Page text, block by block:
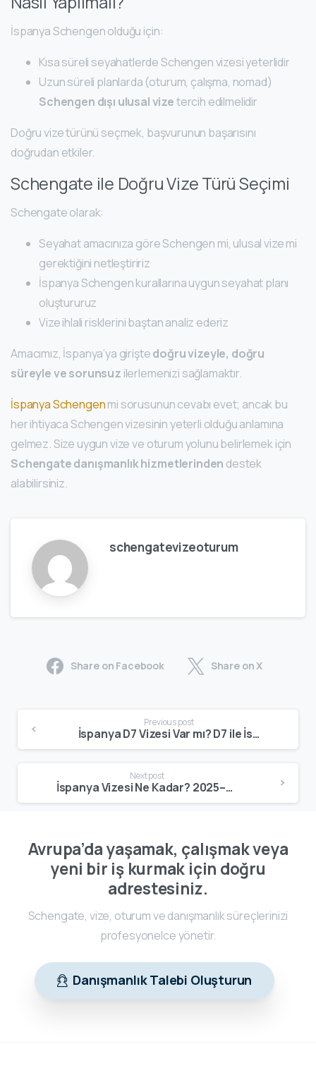
İspanya Schengen olduğu için:
Kısa süreli seyahatlerde Schengen vizesi yeterlidir
Uzun süreli planlarda (oturum, çalışma, nomad)
Schengen dışı ulusal vizetercih edilmelidir
Doğru vize türünü seçmek, başvurunun başarısını
doğrudan etkiler.
Schengate ile Doğru Vize Türü Seçimi
Schengate olarak:
Seyahat amacınıza göre Schengen mi, ulusal vize mi
gerektiğini netleştiririz
İspanya Schengen kurallarına uygun seyahat planı
oluştururuz
Vize ihlali risklerini baştan analiz ederiz
Amacımız, İspanya’ya giriştedoğru vizeyle, doğru
süreyle ve sorunsuz ilerlemenizi sağlamaktır.
İspanya Schengenmi sorusunun cevabı evet; ancak bu
her ihtiyaca Schengen vizesinin yeterli olduğu anlamına
gelmez. Size uygun vize ve oturum yolunu belirlemek için
Schengate danışmanlık hizmetlerinden destek
alabilirsiniz.
schengatevizeoturum
Share on Facebook Share on X
Previous post
İspanya D7 Vizesi Var mı? D7 ile İspanya Oturumunun Gerçek Karşılığı
Next post
İspanya Vizesi Ne Kadar? 2025–2026 Güncel Ücretler ve Toplam Maliyet
Avrupa’da yaşamak, çalışmak veya
yeni bir iş kurmak için doğru
adrestesiniz.
Schengate, vize, oturum ve danışmanlık süreçlerinizi
profesyonelce yönetir.
Danışmanlık Talebi Oluşturun